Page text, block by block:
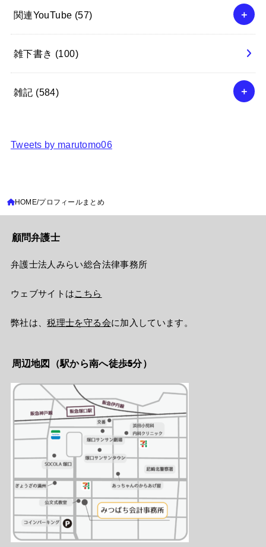
関連YouTube (57)
雑下書き (100)
雑記 (584)
Tweets by marutomo06
HOME プロフィールまとめ
顧問弁護士
弁護士法人みらい総合法律事務所
ウェブサイトはこちら
弊社は、税理士を守る会に加入しています。
周辺地図（駅から南へ徒歩5分）